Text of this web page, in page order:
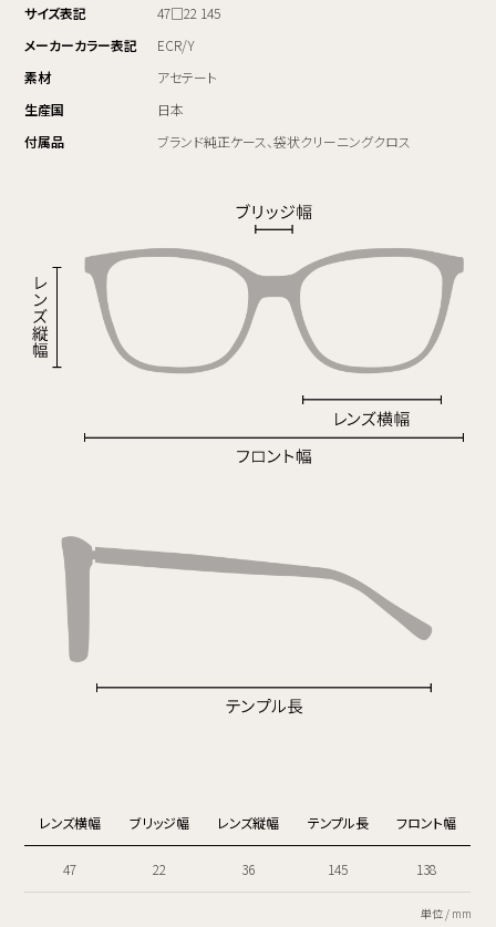
サイズ表記
47□22 145
メーカーカラー表記
ECR/Y
素材
アセテート
生産国
日本
付属品
ブランド純正ケース、袋状クリーニングクロス
レンズ横幅 ブリッジ幅 レンズ縦幅 テンプル長 フロント幅
47 22 36 145 138
単位 / mm